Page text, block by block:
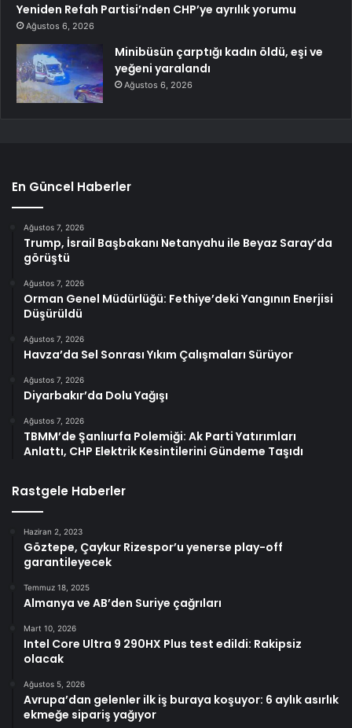
Yeniden Refah Partisi’nden CHP’ye ayrılık yorumu
Ağustos 6, 2026
Minibüsün çarptığı kadın öldü, eşi ve
yeğeni yaralandı
Ağustos 6, 2026
En Güncel Haberler
Ağustos 7, 2026
Trump, İsrail Başbakanı Netanyahu ile Beyaz Saray’da
görüştü
Ağustos 7, 2026
Orman Genel Müdürlüğü: Fethiye’deki Yangının Enerjisi
Düşürüldü
Ağustos 7, 2026
Havza’da Sel Sonrası Yıkım Çalışmaları Sürüyor
Ağustos 7, 2026
Diyarbakır’da Dolu Yağışı
Ağustos 7, 2026
TBMM’de Şanlıurfa Polemiği: Ak Parti Yatırımları
Anlattı, CHP Elektrik Kesintilerini Gündeme Taşıdı
Rastgele Haberler
Haziran 2, 2023
Göztepe, Çaykur Rizespor’u yenerse play-off
garantileyecek
Temmuz 18, 2025
Almanya ve AB’den Suriye çağrıları
Mart 10, 2026
Intel Core Ultra 9 290HX Plus test edildi: Rakipsiz
olacak
Ağustos 5, 2026
Avrupa’dan gelenler ilk iş buraya koşuyor: 6 aylık asırlık
ekmeğe sipariş yağıyor